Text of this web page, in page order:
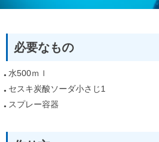
必要なもの
水500ｍｌ
セスキ炭酸ソーダ小さじ1
スプレー容器